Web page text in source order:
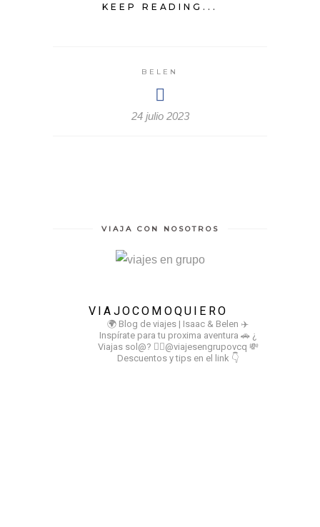
KEEP READING...
BELEN
24 julio 2023
VIAJA CON NOSOTROS
VIAJOCOMOQUIERO
🌍 Blog de viajes | Isaac & Belen ✈️
Inspírate para tu proxima aventura 🚗 ¿
Viajas sol@? 👉🏻@viajesengrupovcq 💸
Descuentos y tips en el link 👇